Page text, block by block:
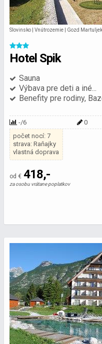
Slovinsko | Vnútrozemie | Gozd
Hotel Spik
Sauna
Výbava pre deti a iné...
Benefity pre rodiny,
-/6 0
počet nocí: 7
strava: Raňajky
vlastná doprava
od € 418,-
za osobu vrátane poplatkov